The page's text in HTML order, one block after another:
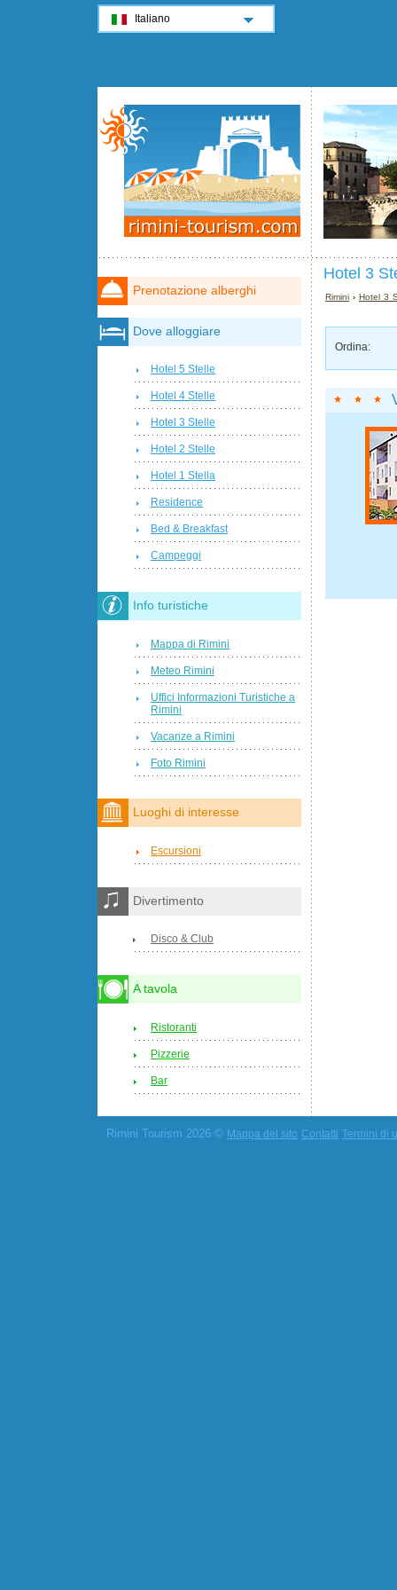
Hotel 3
Rimini ›Hotel 3
Ordina:
Prenotazione alberghi
Dove alloggiare
Hotel 5 Stelle
Hotel 4 Stelle
Hotel 3 Stelle
Hotel 2 Stelle
Hotel 1 Stella
Residence
Bed & Breakfast
Campeggi
Info turistiche
Mappa di Rimini
Meteo Rimini
Uffici Informazioni Turistiche a
Rimini
Vacanze a Rimini
Foto Rimini
Luoghi di interesse
Escursioni
Divertimento
Disco & Club
A tavola
Ristoranti
Pizzerie
Bar
Rimini Tourism 2026 © Mappa del sito Contatti Termini di
Italiano